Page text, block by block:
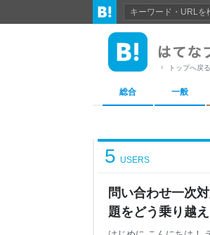
トップへ戻る
総合 一般
問い合わせ一次
題をどう乗り越
5 USERS